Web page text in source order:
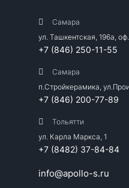
Самара
ул. Ташкентская, 196а,
+7 (846) 250-11-55
Самара
п.Стройкерамика,
+7 (846) 200-77-89
Тольятти
ул. Карла Маркса, 1
+7 (8482) 37-84-84
info@apollo-s.ru